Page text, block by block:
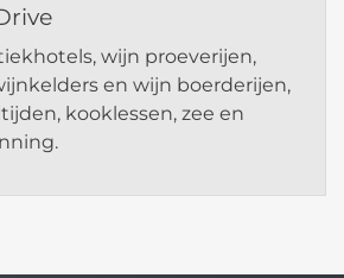
wijn proeverijen,
en wijn boerderijen,
kooklessen, zee en